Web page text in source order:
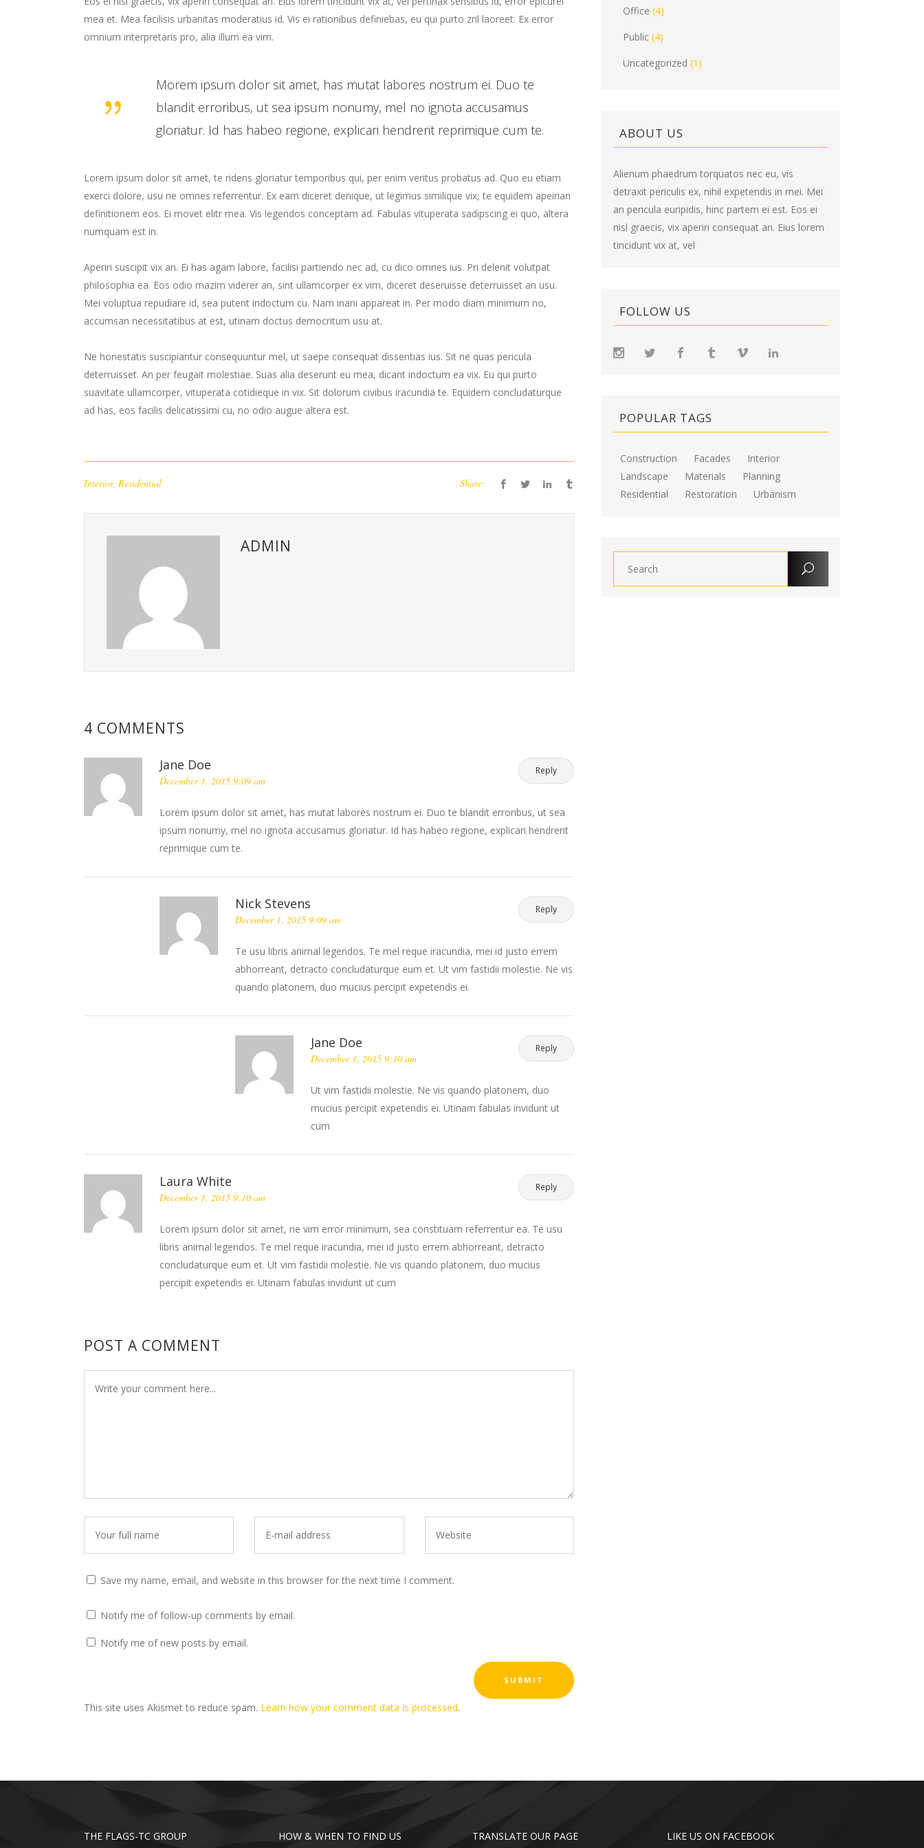
volume.
mea et. Mea facilisis urbanitas moderatius id. Vis ei rationibus definiebas, eu qui purto zril laoreet. Ex error
omnium interpretaris pro, alia illum ea vim.
Morem ipsum dolor sit amet, has mutat labores nostrum ei. Duo te
blandit erroribus, ut sea ipsum nonumy, mel no ignota accusamus
gloriatur. Id has habeo regione, explicari hendrerit reprimique cum te.
Lorem ipsum dolor sit amet, te ridens gloriatur temporibus qui, per enim veritus probatus ad. Quo eu etiam
exerci dolore, usu ne omnes referrentur. Ex eam diceret denique, ut legimus similique vix, te equidem apeirian
definitionem eos. Ei movet elitr mea. Vis legendos conceptam ad. Fabulas vituperata sadipscing ei quo, altera
numquam est in.
Aperiri suscipit vix an. Ei has agam labore, facilisi partiendo nec ad, cu dico omnes ius. Pri delenit volutpat
philosophia ea. Eos odio mazim viderer an, sint ullamcorper ex vim, diceret deseruisse deterruisset an usu.
Mei voluptua repudiare id, sea putent indoctum cu. Nam inani appareat in. Per modo diam minimum no,
accumsan necessitatibus at est, utinam doctus democritum usu at.
Ne honestatis suscipiantur consequuntur mel, ut saepe consequat dissentias ius. Sit ne quas pericula
deterruisset. An per feugait molestiae. Suas alia deserunt eu mea, dicant indoctum ea vix. Eu qui purto
suavitate ullamcorper, vituperata cotidieque in vix. Sit dolorum civibus iracundia te. Equidem concludaturque
ad has, eos facilis delicatissimi cu, no odio augue altera est.
Interior, Residential Share:
ADMIN
4 COMMENTS
Jane Doe
December 1, 2015 9:09 am
Reply
Lorem ipsum dolor sit amet, has mutat labores nostrum ei. Duo te blandit erroribus, ut sea
ipsum nonumy, mel no ignota accusamus gloriatur. Id has habeo regione, explicari hendrerit
reprimique cum te.
Nick Stevens
December 1, 2015 9:09 am
Reply
Te usu libris animal legendos. Te mel reque iracundia, mei id justo errem
abhorreant, detracto concludaturque eum et. Ut vim fastidii molestie. Ne vis
quando platonem, duo mucius percipit expetendis ei.
Jane Doe
December 1, 2015 9:10 am
Reply
Ut vim fastidii molestie. Ne vis quando platonem, duo
mucius percipit expetendis ei. Utinam fabulas invidunt ut
cum
Laura White
December 1, 2015 9:10 am
Reply
Lorem ipsum dolor sit amet, ne vim error minimum, sea constituam referrentur ea. Te usu
libris animal legendos. Te mel reque iracundia, mei id justo errem abhorreant, detracto
concludaturque eum et. Ut vim fastidii molestie. Ne vis quando platonem, duo mucius
percipit expetendis ei. Utinam fabulas invidunt ut cum
POST A COMMENT
Save my name, email, and website in this browser for the next time I comment.
Notify me of follow-up comments by email.
Notify me of new posts by email.
This site uses Akismet to reduce spam. Learn how your comment data is processed.
Office (4)
Public (4)
Uncategorized (1)
ABOUT US
Alienum phaedrum torquatos nec eu, vis
detraxit periculis ex, nihil expetendis in mei. Mei
an pericula euripidis, hinc partem ei est. Eos ei
nisl graecis, vix aperiri consequat an. Eius lorem
tincidunt vix at, vel
FOLLOW US
POPULAR TAGS
Construction Facades
Interior
Landscape
Materials
Planning
Residential
Restoration Urbanism
THE FLAGS-TC GROUP HOW & WHEN TO FIND US TRANSLATE OUR PAGE LIKE US ON FACEBOOK